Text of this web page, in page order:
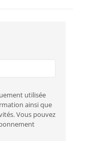
utilisée
ainsi que
Vous pouvez